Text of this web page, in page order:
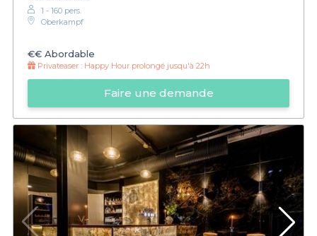
1 - 160 pers.
Oberkampf
€€ Abordable
Privateaser : Happy Hour prolongé jusqu'à 22h
Faire une demande